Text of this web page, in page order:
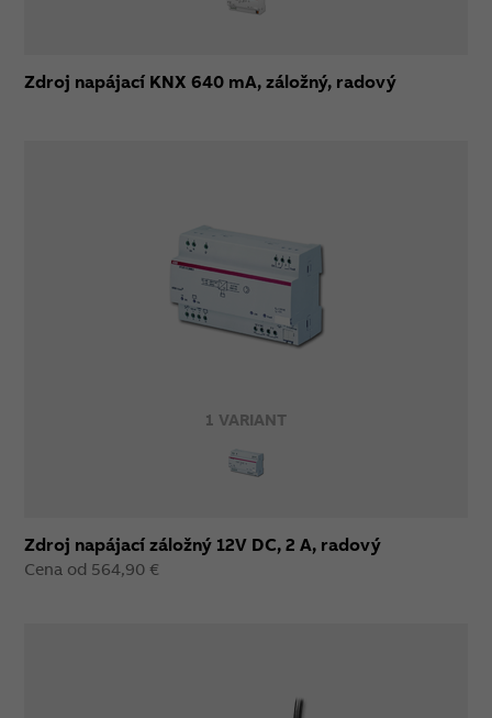
Zdroj napájací KNX 640 mA, záložný, radový
1 VARIANT
Zdroj napájací záložný 12V DC, 2 A, radový
Cena od 564,90 €